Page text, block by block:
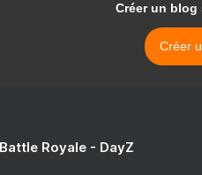
Créer un blog
Créer
Royale - DayZ